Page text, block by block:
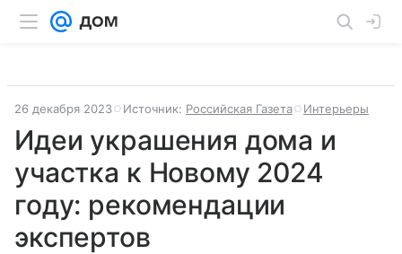
26 декабря 2023 Источник: Российская Газета Интерьеры
Идеи украшения дома и
участка к Новому 2024
году: рекомендации
экспертов